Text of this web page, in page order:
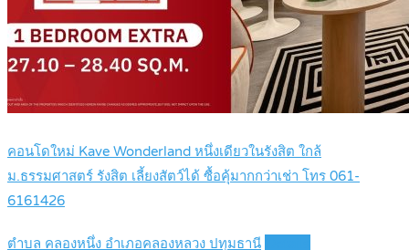
คอนโดใหม่ Kave Wonderland หนึ่งเดียวในรังสิต ใกล้
ม.ธรรมศาสตร์ รังสิต เลี้ยงสัตว์ได้ ซื้อคุ้มากกว่าเช่า โทร 061-
6161426
ตำบล คลองหนึ่ง อำเภอคลองหลวง ปทุมธานี